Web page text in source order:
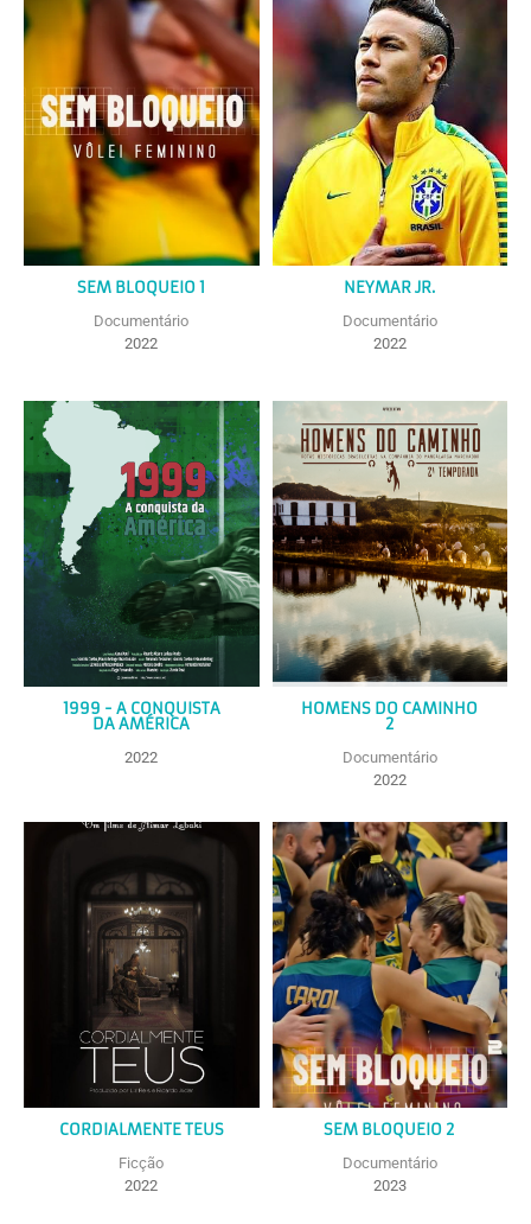
SEM BLOQUEIO 1
Documentário
2022
NEYMAR JR.
Documentário
2022
1999 - A CONQUISTA
DA AMÉRICA
2022
HOMENS DO CAMINHO
2
Documentário
2022
CORDIALMENTE TEUS
Ficção
2022
SEM BLOQUEIO 2
Documentário
2023